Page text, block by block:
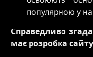
популярною у
Справедливо
має розробка